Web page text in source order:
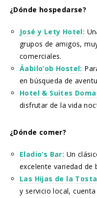
¿Dónde hospedarse?
José y Lety Hotel:
grupos de amigos,
comerciales.
Áabilo’ob Hostel:
en búsqueda de
Hotel & Suites
disfrutar de la vida
¿Dónde comer?
Eladio’s Bar: Un
excelente variedad de
Las Hijas de la
y servicio local,